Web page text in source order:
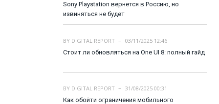
Sony Playstation вернется в Россию, но
извиняться не будет
BY DIGITAL REPORT
03/11/2025 12:46
Стоит ли обновляться на One UI 8: полный гайд
BY DIGITAL REPORT
31/08/2025 00:31
Как обойти ограничения мобильного